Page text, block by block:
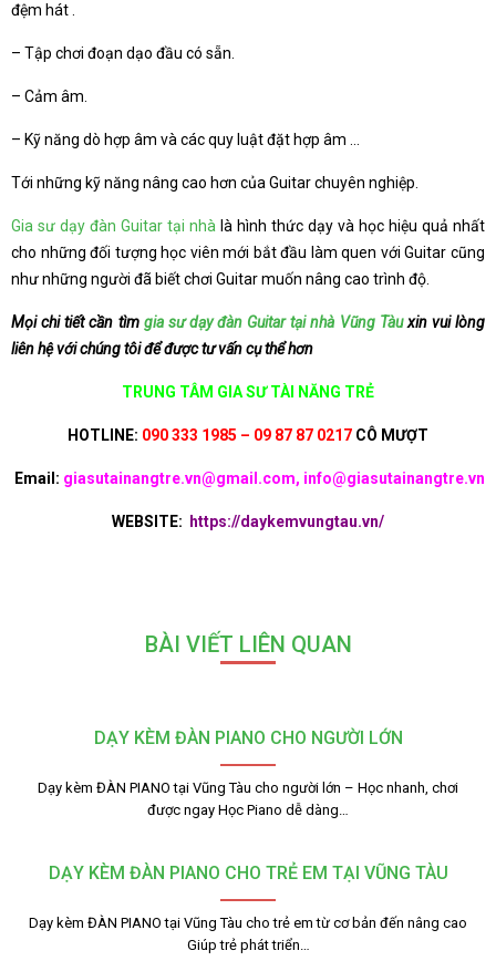
đệm hát .
– Tập chơi đoạn dạo đầu có sẵn.
– Cảm âm.
– Kỹ năng dò hợp âm và các quy luật đặt hợp âm …
Tới những kỹ năng nâng cao hơn của Guitar chuyên nghiệp.
Gia sư dạy đàn Guitar tại nhà là hình thức dạy và học hiệu quả nhất
cho những đối tượng học viên mới bắt đầu làm quen với Guitar cũng
như những người đã biết chơi Guitar muốn nâng cao trình độ.
Mọi chi tiết cần tìm gia sư dạy đàn Guitar tại nhà Vũng Tàuxin vui lòng
liên hệ với chúng tôi để được tư vấn cụ thể hơn
TRUNG TÂM GIA SƯ TÀI NĂNG TRẺ
HOTLINE: 090 333 1985 – 09 87 87 0217 CÔ MƯỢT
Email: giasutainangtre.vn@gmail.com, info@giasutainangtre.vn
WEBSITE: https://daykemvungtau.vn/
BÀI VIẾT LIÊN QUAN
DẠY KÈM ĐÀN PIANO CHO NGƯỜI LỚN
Dạy kèm ĐÀN PIANO tại Vũng Tàu cho người lớn – Học nhanh, chơi
được ngay Học Piano dễ dàng…
DẠY KÈM ĐÀN PIANO CHO TRẺ EM TẠI VŨNG TÀU
Dạy kèm ĐÀN PIANO tại Vũng Tàu cho trẻ em từ cơ bản đến nâng cao
Giúp trẻ phát triển…